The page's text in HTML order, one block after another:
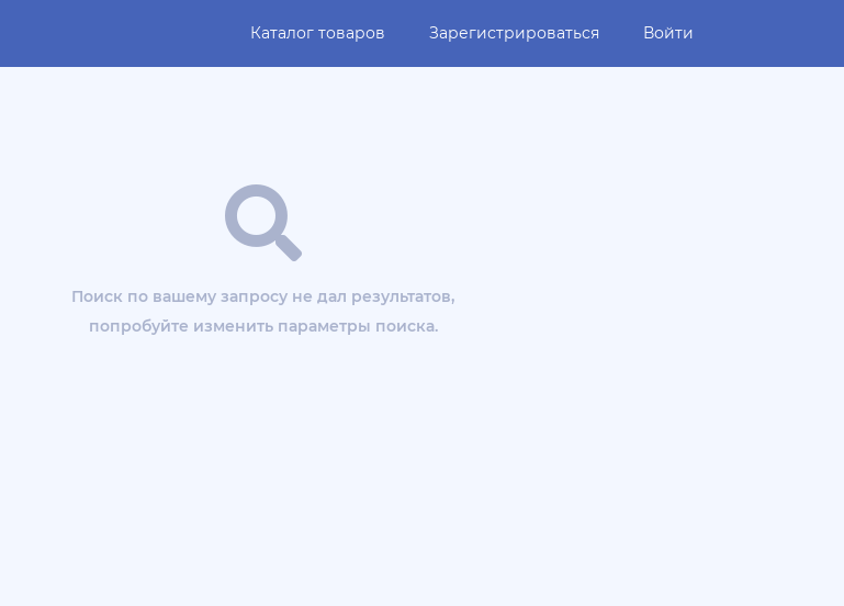
Каталог товаров Зарегистрироваться Войти
Поиск по вашему запросу не дал результатов,
попробуйте изменить параметры поиска.